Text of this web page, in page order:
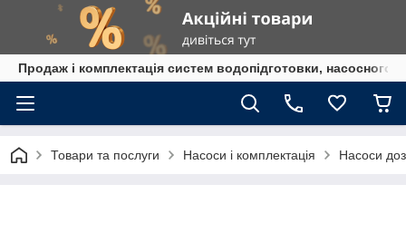
Продаж і комплектація систем водопідготовки, насосного
Товари та послуги Насоси і комплектація Насоси